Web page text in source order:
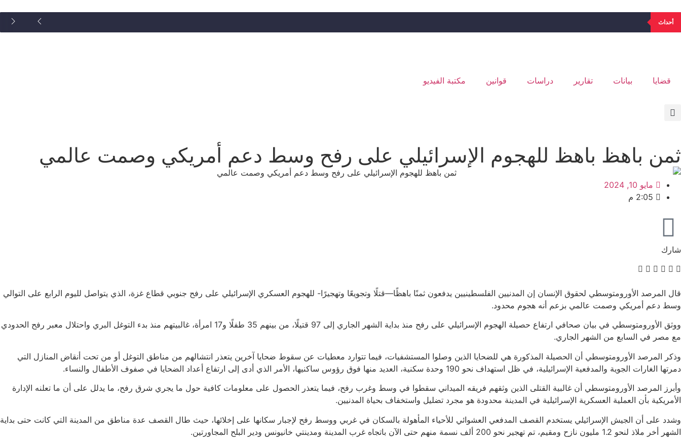
أحداث
قضايا بيانات تقارير دراسات قوانين مكتبة الفيديو
ثمن باهظ باهظ للهجوم الإسرائيلي على رفح وسط دعم أمريكي وصمت عالمي
مايو 10, 2024
2:05 م
شارك
قال المرصد الأورومتوسطي لحقوق الإنسان إن المدنيين الفلسطينيين يدفعون ثمنًا باهظًا—قتلًا وتجويعًا وتهجيرًا- للهجوم العسكري الإسرائيلي على رفح جنوبي قطاع غزة، الذي يتواصل لليوم الرابع على التوالي
وسط دعم أمريكي وصمت عالمي بزعم أنه هجوم محدود.
ووثق الأورومتوسطي في بيان صحافي ارتفاع حصيلة الهجوم الإسرائيلي على رفح منذ بداية الشهر الجاري إلى 97 قتيلًا، من بينهم 35 طفلًا و17 امرأة، غالبيتهم منذ بدء التوغل البري واحتلال معبر رفح الحدودي
مع مصر في السابع من الشهر الجاري.
وذكر المرصد الأورومتوسطي أن الحصيلة المذكورة هي للضحايا الذين وصلوا المستشفيات، فيما تتوارد معطيات عن سقوط ضحايا آخرين يتعذر انتشالهم من مناطق التوغل أو من تحت أنقاض المنازل التي
دمرتها الغارات الجوية والمدفعية الإسرائيلية، في ظل استهداف نحو 190 وحدة سكنية، العديد منها فوق رؤوس ساكنيها، الأمر الذي أدى إلى ارتفاع أعداد الضحايا في صفوف الأطفال والنساء.
وأبرز المرصد الأورومتوسطي أن غالبية القتلى الذين وثقهم فريقه الميداني سقطوا في وسط وغرب رفح، فيما يتعذر الحصول على معلومات كافية حول ما يجري شرق رفح، ما يدلل على أن ما تعلنه الإدارة
الأمريكية بأن العملية العسكرية الإسرائيلية في المدينة محدودة هو مجرد تضليل واستخفاف بحياة المدنيين.
وشدد على أن الجيش الإسرائيلي يستخدم القصف المدفعي العشوائي للأحياء المأهولة بالسكان في غربي ووسط رفح لإجبار سكانها على إخلائها، حيث طال القصف عدة مناطق من المدينة التي كانت حتى بداية
الشهر أخر ملاذ لنحو 1.2 مليون نازح ومقيم، تم تهجير نحو 200 ألف نسمة منهم حتى الآن باتجاه غرب المدينة ومدينتي خانيونس ودير البلح المجاورتين.